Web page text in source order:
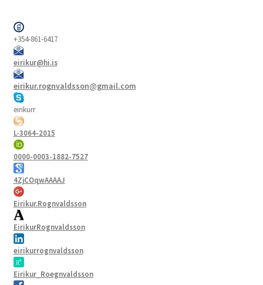
+354-861-6417
eirikur@hi.is
eirikur.rognvaldsson@gmail.com
eirikurr
L-3064-2015
0000-0003-1882-7527
4ZjCOqwAAAAJ
Eirikur.Rognvaldsson
EirikurRognvaldsson
eirikurrognvaldsson
Eirikur_Roegnvaldsson